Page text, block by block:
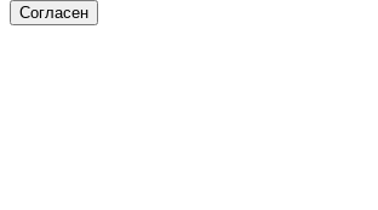
Согласен